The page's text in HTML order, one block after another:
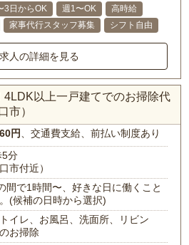
3日からOK 週1〜OK
高時給
家事代行スタッフ募集 シフト自由
人の詳細を見る
以上一戸建てでのお掃除代
市）
円、交通費支給、前払い制度あり
5分
市付近）
間で1時間〜、好きな日に働くこと
(候補の日時から選択)
イレ、お風呂、洗面所、リビン
お掃除